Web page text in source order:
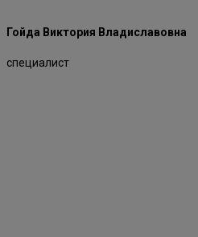
Гойда Виктория Владиславовна
специалист